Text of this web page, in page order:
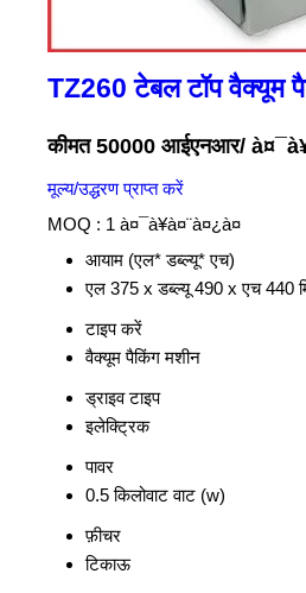
TZ260 टेबल टॉप वैक्यूम
कीमत 50000 आईएनआर/
मूल्य/उद्धरण प्राप्त करें
MOQ : 1 à¤¯à¥à¤¨à¤¿à¤
आयाम (एल* डब्ल्यू* एच)
एल 375 x डब्ल्यू 490 x एच 440
टाइप करें
वैक्यूम पैकिंग मशीन
ड्राइव टाइप
इलेक्ट्रिक
पावर
0.5 किलोवाट वाट (w)
फ़ीचर
टिकाऊ